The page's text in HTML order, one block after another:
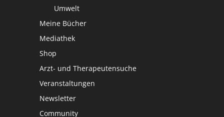
Umwelt
Meine Bücher
Mediathek
Shop
Arzt- und Therapeutensuche
Veranstaltungen
Newsletter
Community